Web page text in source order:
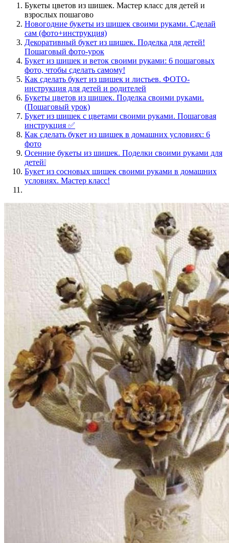
Букеты цветов из шишек. Мастер класс для детей и
взрослых пошагово
Новогодние букеты из шишек своими руками. Сделай
сам (фото+инструкция)
Декоративный букет из шишек. Поделка для детей!
Пошаговый фото-урок
Букет из шишек и веток своими руками: 6 пошаговых
фото, чтобы сделать самому!
Как сделать букет из шишек и листьев. ФОТО-
инструкция для детей и родителей
Букеты цветов из шишек. Поделка своими руками.
(Пошаговый урок)
Букет из шишек с цветами своими руками. Пошаговая
инструкция ✅
Как сделать букет из шишек в домашних условиях: 6
фото
Осенние букеты из шишек. Поделки своими руками для
детей❕
Букет из сосновых шишек своими руками в домашних
условиях. Мастер класс!